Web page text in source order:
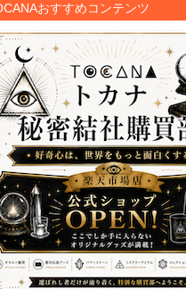
おすすめコンテンツ